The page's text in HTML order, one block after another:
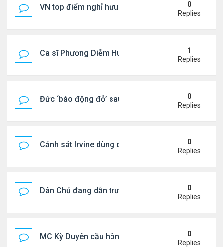
VN top điểm nghỉ hưu lý tưởng cho người Mỹ
0
Replies
Ca sĩ Phương Diễm Huyền bị khởi tố
1
Replies
Đức ‘báo động đỏ’ sau vụ phát hiện UAV mang
0
Replies
Cảnh sát Irvine dùng drone bắt kẻ trộm trong
0
Replies
Dân Chủ đang dẫn trước Cộng Hòa trong các
0
Replies
MC Kỳ Duyên cầu hôn lại chồng cũ
0
Replies